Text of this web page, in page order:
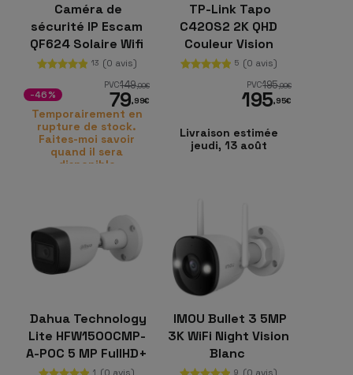
Caméra de
sécurité IP Escam
QF624 Solaire Wifi
Enregistrement 24
heures Blanc
13 (0 avis)
PVC149,00€
79,99€
-46%
Temporairement en
rupture de stock.
Faites-moi savoir
quand il sera
disponible
TP-Link Tapo
C420S2 2K QHD
Couleur Vision
Nocturne IP65
Blanc Kit de 2
caméras de
5 (0 avis)
PVC195,99€
195,95€
Livraison estimée
jeudi, 13 août
Dahua Technology
Lite HFW1500CMP-
A-POC 5 MP FullHD+
Vision nocturne
1
IMOU Bullet 3 5MP
3K WiFi Night Vision
Blanc
9